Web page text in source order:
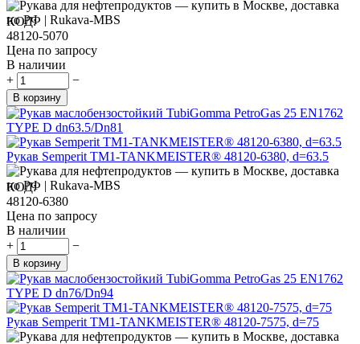
КОД:
48120-5070
Цена по запросу
В наличии
+
−
В корзину
Рукав Semperit TM1-TANKMEISTER® 48120-6380, d=63.5
КОД:
48120-6380
Цена по запросу
В наличии
+
−
В корзину
Рукав Semperit TM1-TANKMEISTER® 48120-7575, d=75